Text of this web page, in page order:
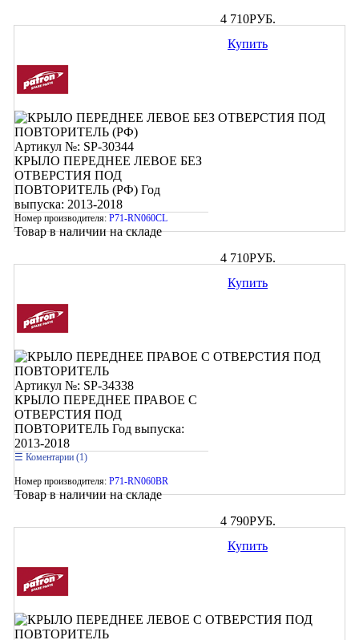
4 710РУБ.
Купить
Артикул №: SP-30344
КРЫЛО ПЕРЕДНЕЕ ЛЕВОЕ БЕЗ
ОТВЕРСТИЯ ПОД
ПОВТОРИТЕЛЬ (РФ) Год
выпуска: 2013-2018
Номер производителя: P71-RN060CL
Товар в наличии на складе
4 710РУБ.
Купить
Артикул №: SP-34338
КРЫЛО ПЕРЕДНЕЕ ПРАВОЕ С
ОТВЕРСТИЯ ПОД
ПОВТОРИТЕЛЬ Год выпуска:
2013-2018
Коментарии (1)
Номер производителя: P71-RN060BR
Товар в наличии на складе
4 790РУБ.
Купить